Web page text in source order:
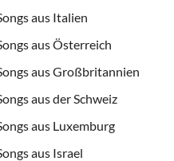
aus Italien
aus Österreich
aus Großbritannien
aus der Schweiz
aus Luxemburg
aus Israel